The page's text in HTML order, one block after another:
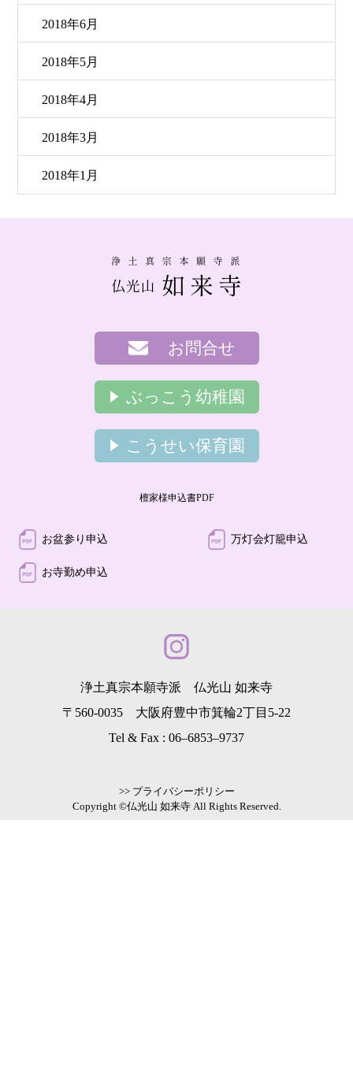
2018年6月
2018年5月
2018年4月
2018年3月
2018年1月
お問合せ
ぶっこう幼稚園
こうせい保育園
檀家様申込書PDF
お盆参り申込 万灯会灯籠申込
お寺勤め申込
浄土真宗本願寺派 仏光山 如来寺
〒560-0035 大阪府豊中市箕輪2丁目5-22
Tel & Fax : 06–6853–9737
>> プライバシーポリシー
Copyright ©仏光山 如来寺 All Rights Reserved.